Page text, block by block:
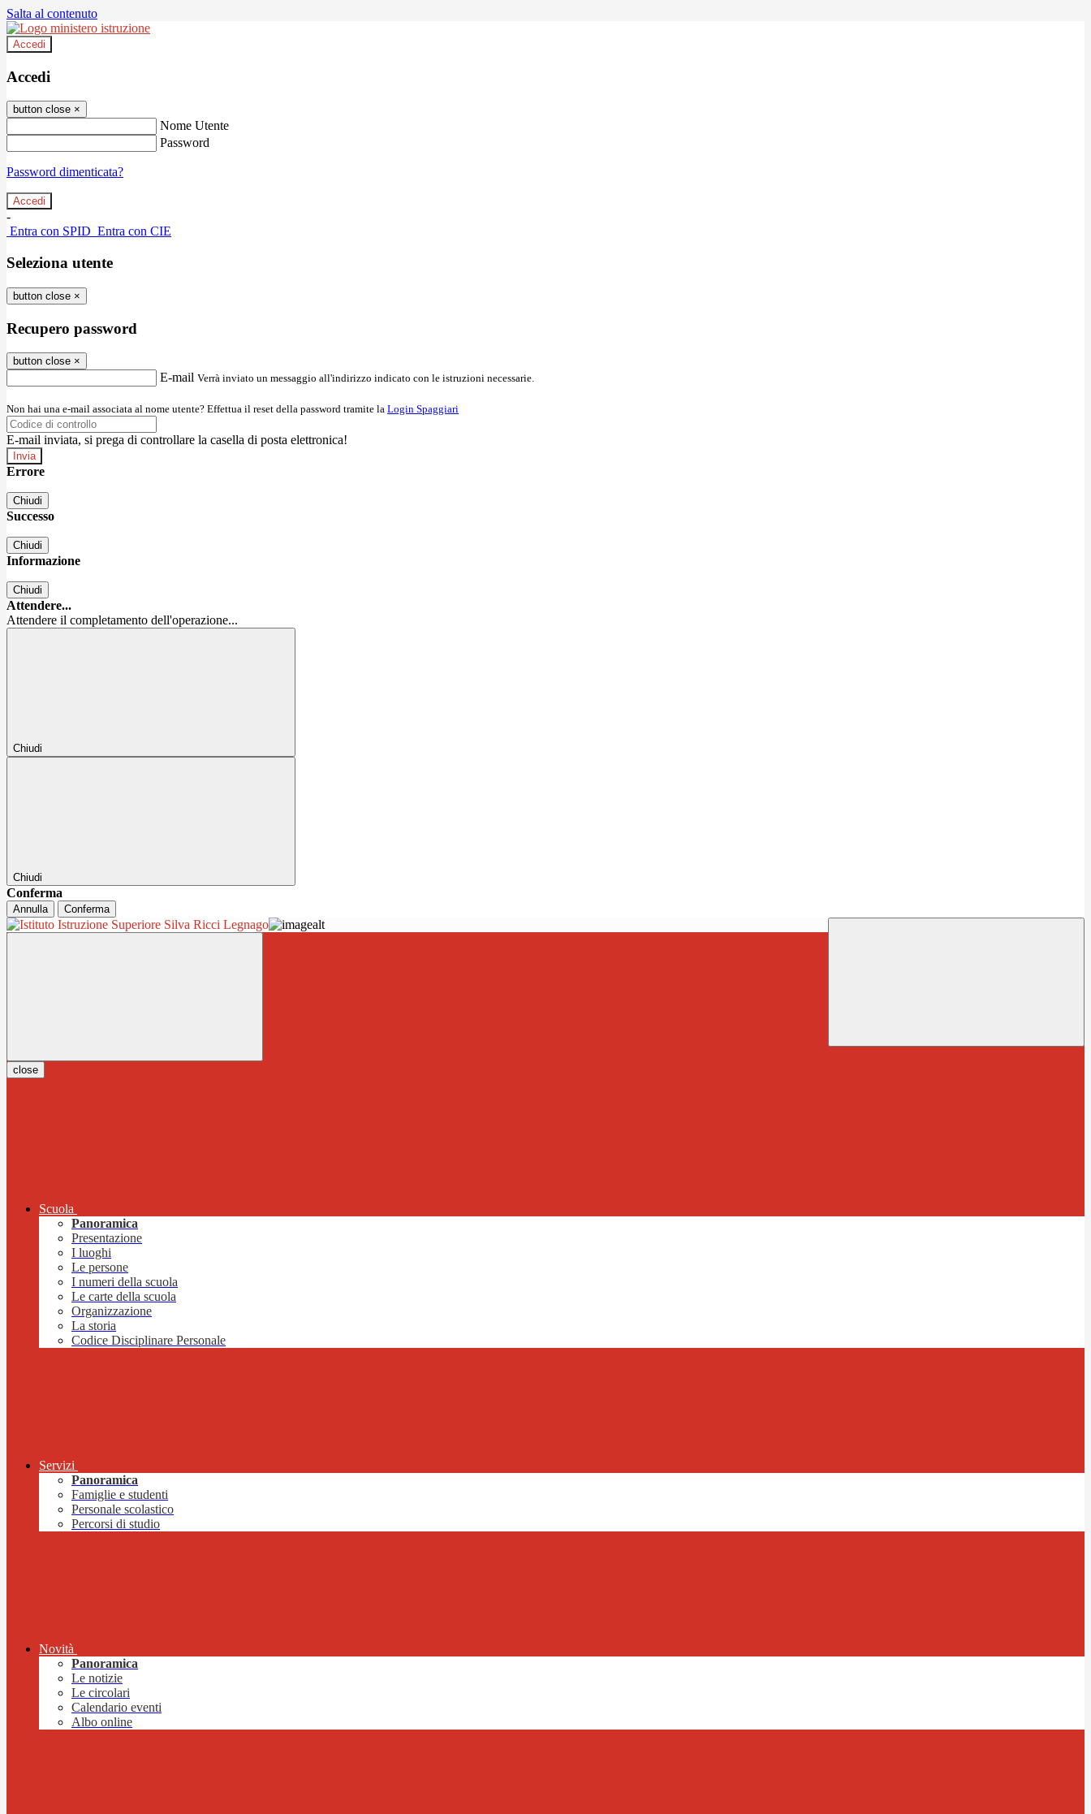
Salta al contenuto
Accedi
Accedi
button close ×
Nome Utente
Password
Password dimenticata?
-
Entra con SPID Entra con CIE
Seleziona utente
button close ×
Recupero password
button close ×
E-mail Verrà inviato un messaggio all'indirizzo indicato con le istruzioni necessarie.
Non hai una e-mail associata al nome utente? Effettua il reset della password tramite la Login Spaggiari
E-mail inviata, si prega di controllare la casella di posta elettronica!
Errore
Chiudi
Successo
Chiudi
Informazione
Chiudi
Attendere...
Attendere il completamento dell'operazione...
Chiudi
Chiudi
Conferma
Annulla Conferma
close
Scuola
Panoramica
Presentazione
I luoghi
Le persone
I numeri della scuola
Le carte della scuola
Organizzazione
La storia
Codice Disciplinare Personale
Servizi
Panoramica
Famiglie e studenti
Personale scolastico
Percorsi di studio
Novità
Panoramica
Le notizie
Le circolari
Calendario eventi
Albo online